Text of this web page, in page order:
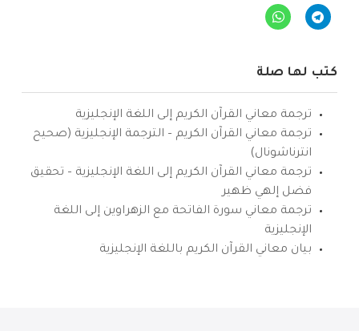
كتب لها صلة
ترجمة معاني القرآن الكريم إلى اللغة الإنجليزية
ترجمة معاني القرآن الكريم – الترجمة الإنجليزية (صحيح
انترناشونال)
ترجمة معاني القرآن الكريم إلى اللغة الإنجليزية – تحقيق
فضل إلهي ظهير
ترجمة معاني سورة الفاتحة مع الزهراوين إلى اللغة
الإنجليزية
بيان معاني القرآن الكريم باللغة الإنجليزية